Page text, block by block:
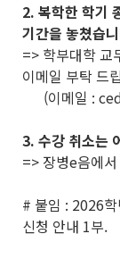
2. 복학한 학기
기간을 놓쳤습
=> 학부대학 교
이메일 부탁 드
(이메일 :
3. 수강 취소는
=> 장병e음에
# 붙임 : 2026
신청 안내 1부.